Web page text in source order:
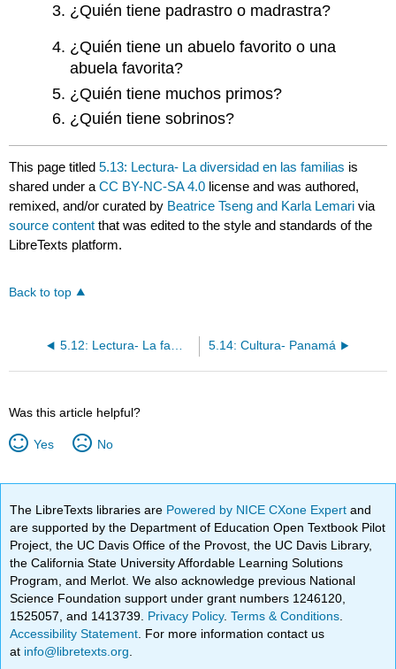
¿Quién tiene padrastro o madrastra?
¿Quién tiene un abuelo favorito o una
abuela favorita?
¿Quién tiene muchos primos?
¿Quién tiene sobrinos?
This page titled5.13: Lectura- La diversidad en las familias is
shared under aCC BY-NC-SA 4.0 license and was authored,
remixed, and/or curated by Beatrice Tseng and Karla Lemari via
source content that was edited to the style and standards of the
LibreTexts platform.
Back to top
5.14: Cultura- Panamá
Was this article helpful?
Yes No
The LibreTexts libraries are Powered by NICE CXone Expertand
are supported by the Department of Education Open Textbook Pilot
Project, the UC Davis Office of the Provost, the UC Davis Library,
the California State University Affordable Learning Solutions
Program, and Merlot. We also acknowledge previous National
Science Foundation support under grant numbers 1246120,
1525057, and 1413739. Privacy Policy.Terms & Conditions
Accessibility Statement . For more information contact us
at info@libretexts.org